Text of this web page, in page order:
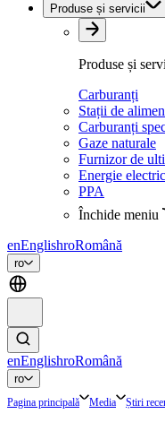
Produse și servicii
Produse și
Carburanți
Stații de
Carburanți
Gaze naturale
Furnizor de
Energie
PPA
Închide meniu
enEnglishroRomână
ro
enEnglishroRomână
ro
Pagina principală Media Știri